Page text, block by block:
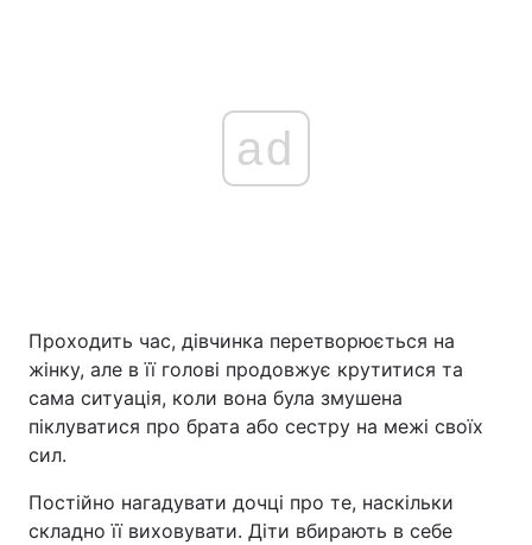
ad
Проходить час, дівчинка перетворюється на
жінку, але в її голові продовжує крутитися та
сама ситуація, коли вона була змушена
піклуватися про брата або сестру на межі своїх
сил.
Постійно нагадувати дочці про те, наскільки
складно її виховувати. Діти вбирають в себе